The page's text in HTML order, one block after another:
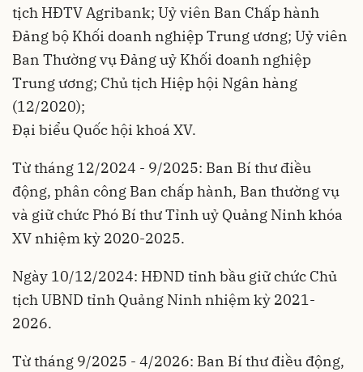
tịch HĐTV Agribank; Uỷ viên Ban Chấp hành
Đảng bộ Khối doanh nghiệp Trung ương; Uỷ viên
Ban Thường vụ Đảng uỷ Khối doanh nghiệp
Trung ương; Chủ tịch Hiệp hội Ngân hàng
(12/2020);
Đại biểu Quốc hội khoá XV.
Từ tháng 12/2024 - 9/2025: Ban Bí thư điều
động, phân công Ban chấp hành, Ban thường vụ
và giữ chức Phó Bí thư Tỉnh uỷ Quảng Ninh khóa
XV nhiệm kỳ 2020-2025.
Ngày 10/12/2024: HĐND tỉnh bầu giữ chức Chủ
tịch UBND tỉnh Quảng Ninh nhiệm kỳ 2021-
2026.
Từ tháng 9/2025 - 4/2026: Ban Bí thư điều động,